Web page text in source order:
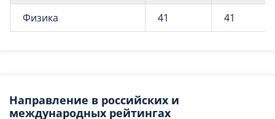
Физика 41 41
Направление в российских и
международных рейтингах